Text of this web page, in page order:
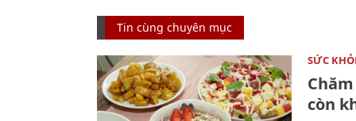
Tin cùng chuyên mục
SỨC
còn